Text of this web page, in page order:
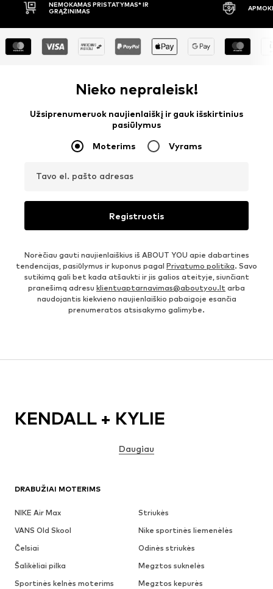
NEMOKAMAS PRISTATYMAS* IR
GRĄŽINIMAS
Nieko nepraleisk!
Užsiprenumeruok naujienlaiškį ir gauk išskirtinius
pasiūlymus
Moterims Vyrams
Tavo el. pašto adresas
Registruotis
Norėčiau gauti naujienlaiškius iš ABOUT YOU apie dabartines
tendencijas, pasiūlymus ir kuponus pagal Privatumo politika. Savo
sutikimą gali bet kada atšaukti ir jis galios ateityje, siunčiant
pranešimą adresu klientuaptarnavimas@aboutyou.lt arba
naudojantis kiekvieno naujienlaiškio pabaigoje esančia
prenumeratos atsisakymo galimybe.
DRABUŽIAI MOTERIMS
NIKE Air Max
Striukės
VANS Old Skool
Nike sportinės liemenėlės
Čelsiai
Odinės striukės
Šalikėliai pilka
Megztos suknelės
Sportinės kelnės moterims
Megztos kepurės
KENDALL + KYLIE
Daugiau